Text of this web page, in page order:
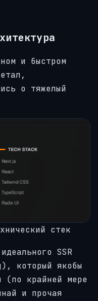
и быстром
о тяжелый
стек
SSR
который якобы
(по крайней мере
и прочая